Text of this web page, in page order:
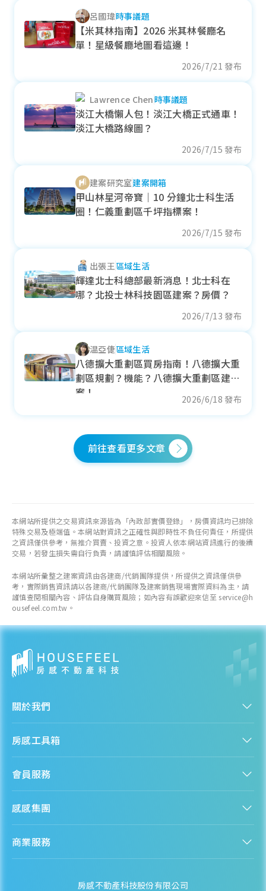
中區
近一年成交單價
各季房價趨勢
近一年成交單價
37.06萬元/坪
40.23萬元/坪
+ 10.55%
各季房價趨勢
北屯區
各季房價趨勢
西屯區
近一年成交單價
- 15.91%
各季房價趨勢
太平區
近一年成交單價
38.02
- 0.05%
呂國瑋時事議題
【米其林指南】2026 米其林餐廳名
單！星級餐廳地圖看這邊！
2026/7/21 發布
Lawrence Chen時事議題
淡江大橋懶人包！淡江大橋正式通車！
淡江大橋路線圖？
2026/7/15 發布
建案研究室建案開箱
甲山林星河帝寶｜10 分鐘北士科生活
圈！仁義重劃區千坪指標案！
2026/7/15 發布
出張王區域生活
輝達北士科總部最新消息！北士科在
哪？北投士林科技園區建案？房價？
2026/7/13 發布
温亞倢區域生活
八德擴大重劃區買房指南！八德擴大重
劃區規劃？機能？八德擴大重劃區建
案！
2026/6/18 發布
前往查看更多文章
本網站所提供之交易資訊來源皆為「內政部實價登錄」，房價資訊均已排除
特殊交易及極端值。本網站對資訊之正確性與即時性不負任何責任，所提供
之資訊僅供參考，無推介買賣、投資之意。投資人依本網站資訊進行的後續
交易，若發生損失需自行負責，請謹慎評估相關風險。
本網站所彙整之建案資訊由各建商/代銷團隊提供，所提供之資訊僅供參
考，實際銷售資訊請以各建商/代銷團隊及建案銷售現場實際資料為主，請
謹慎查閱相關內容、評估自身購買風險；如內容有誤歡迎來信至 service@h
ousefeel.com.tw。
關於我們
人才招募
隱私政策
資訊安全政策
聯絡我們
房感工具箱
購屋能力試算
熱門區域分析
房產知識庫
會員服務
會員專區
感感集團
房感 HouseFeel
檬檬商城 Lemongrocery
商業服務
房感不動產科技股份有限公司